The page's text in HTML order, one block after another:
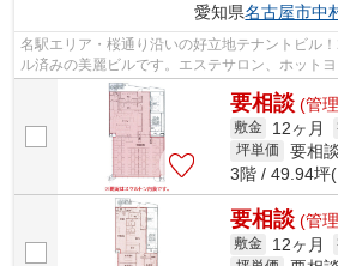
愛知県名古屋市中
名駅エリア・桜通り沿いの好立地テナントビル
ル済みの美麗ビルです。エステサロン、ホット
など20～40代の女性をターゲットにし...
要相談 (管
敷金 12ヶ月
坪単価
要相談
3階 / 49.94坪
要相談 (管
敷金 12ヶ月